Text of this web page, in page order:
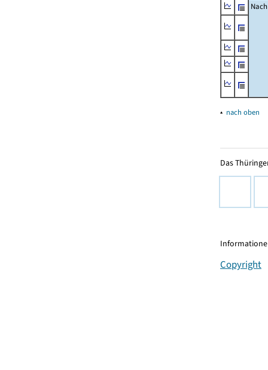
▴ nach oben
Das
Copyright